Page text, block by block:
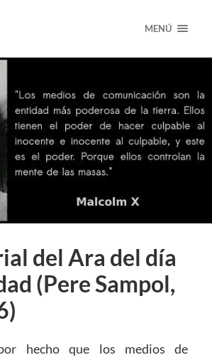
MENÚ
del Ara del día
(Pere Sampol,
hecho que los medios de